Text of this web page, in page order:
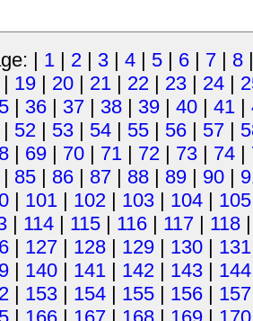
| 1 | 2 | 3 | 4 | 5 | 6 | 7 | 8
| 19 | 20 | 21 | 22 | 23 | 24 |
| 36 | 37 | 38 | 39 | 40 | 41 |
| 52 | 53 | 54 | 55 | 56 | 57 |
| 69 | 70 | 71 | 72 | 73 | 74 |
| 85 | 86 | 87 | 88 | 89 | 90 |
| 101 | 102 | 103 | 104 | 105
| 114 | 115 | 116 | 117 | 118
| 127 | 128 | 129 | 130 | 131
| 140 | 141 | 142 | 143 | 144
| 153 | 154 | 155 | 156 | 157